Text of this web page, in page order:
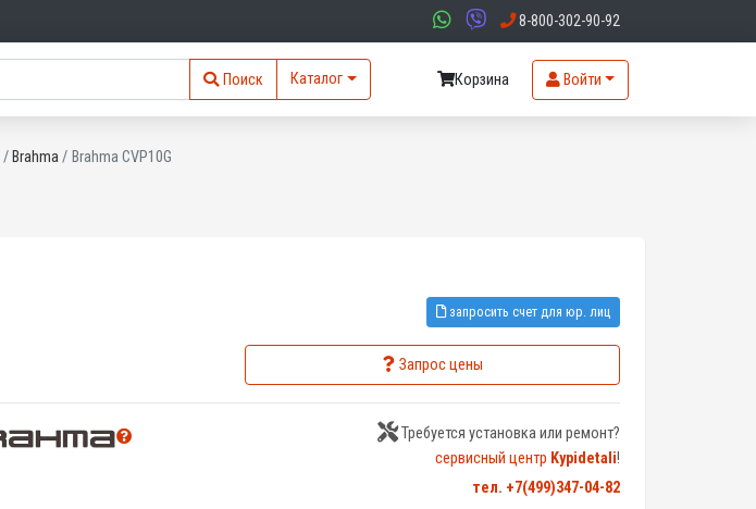
8-800-302-90-92
Поиск Каталог Корзина Войти
Brahma Brahma CVP10G
запросить счет для юр. лиц
Запрос цены
Требуется установка или ремонт?
сервисный центр Kypidetali!
тел. +7(499)347-04-82